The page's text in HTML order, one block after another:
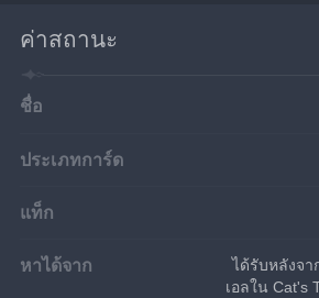
ค่าสถานะ
ชื่อ
ประเภทการ์ด
แท็ก
หาได้จาก
ได้รับหลังจา
เอลใน Cat's